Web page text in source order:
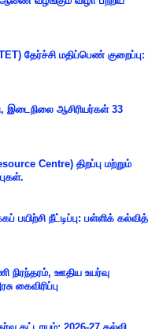
தேர்ச்சி மதிப்பெண் குறைப்பு:
ஆசிரியர்கள் 33
Centre) திறப்பு மற்றும்
நீட்டிப்பு: பள்ளிக் கல்வித்
நிரந்தரம், ஊதிய உயர்வு
கைவிரிப்பு